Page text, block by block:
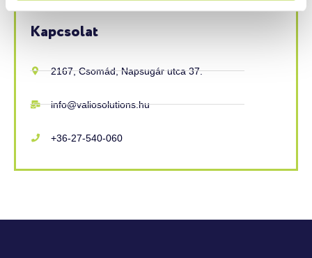
Kapcsolat
2167, Csomád, Napsugár utca 37.
info@valiosolutions.hu
+36-27-540-060